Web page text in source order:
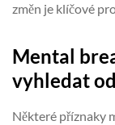
změn je klíčové
Mental
vyhledat
Některé příznaky